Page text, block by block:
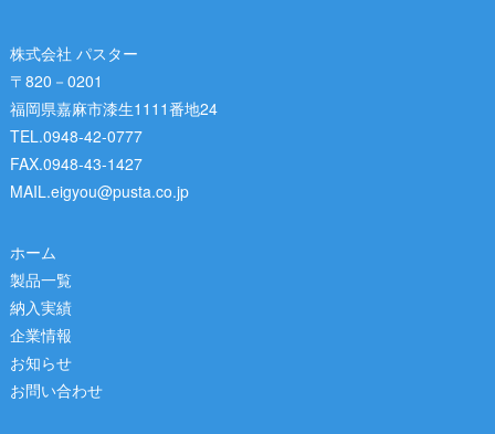
株式会社 パスター
〒820－0201
福岡県嘉麻市漆生1111番地24
TEL.0948-42-0777
FAX.0948-43-1427
MAIL.eigyou@pusta.co.jp
ホーム
製品一覧
納入実績
企業情報
お知らせ
お問い合わせ